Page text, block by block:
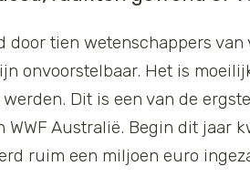
door tien wetenschappers
onvoorstelbaar. Het is
Dit is een van de
WWF Australië. Begin dit jaar
ruim een miljoen euro